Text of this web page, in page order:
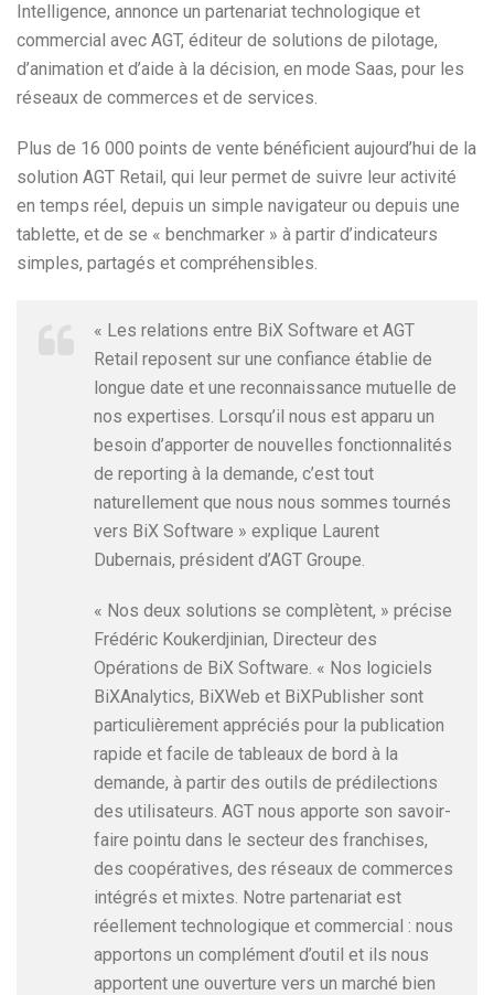
Intelligence, annonce un partenariat technologique et
commercial avec AGT, éditeur de solutions de pilotage,
d’animation et d’aide à la décision, en mode Saas, pour les
réseaux de commerces et de services.
Plus de 16 000 points de vente bénéficient aujourd’hui de la
solution AGT Retail, qui leur permet de suivre leur activité
en temps réel, depuis un simple navigateur ou depuis une
tablette, et de se « benchmarker » à partir d’indicateurs
simples, partagés et compréhensibles.
« Les relations entre BiX Software et AGT
Retail reposent sur une confiance établie de
longue date et une reconnaissance mutuelle de
nos expertises. Lorsqu’il nous est apparu un
besoin d’apporter de nouvelles fonctionnalités
de reporting à la demande, c’est tout
naturellement que nous nous sommes tournés
vers BiX Software » explique Laurent
Dubernais, président d’AGT Groupe.
« Nos deux solutions se complètent, » précise
Frédéric Koukerdjinian, Directeur des
Opérations de BiX Software. « Nos logiciels
BiXAnalytics, BiXWeb et BiXPublisher sont
particulièrement appréciés pour la publication
rapide et facile de tableaux de bord à la
demande, à partir des outils de prédilections
des utilisateurs. AGT nous apporte son savoir-
faire pointu dans le secteur des franchises,
des coopératives, des réseaux de commerces
intégrés et mixtes. Notre partenariat est
réellement technologique et commercial : nous
apportons un complément d’outil et ils nous
apportent une ouverture vers un marché bien